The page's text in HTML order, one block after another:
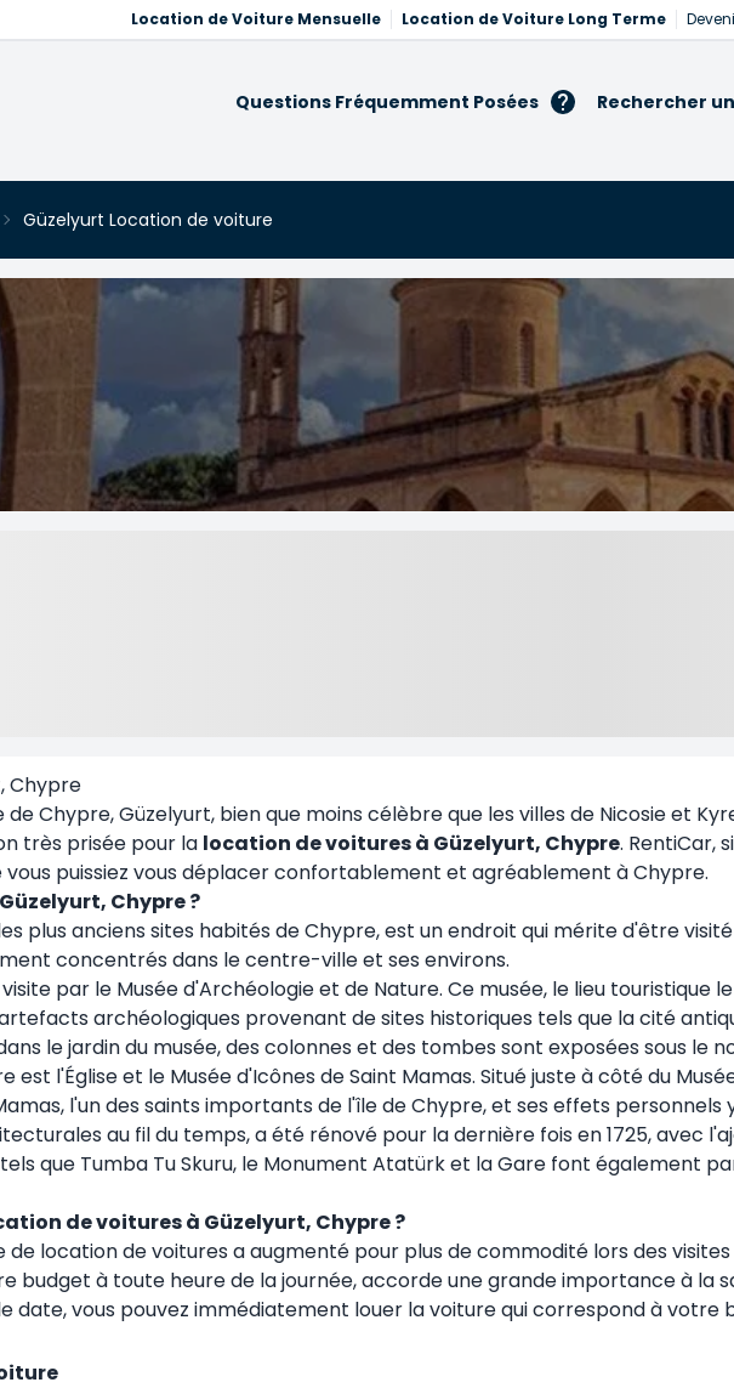
Location de Voiture Mensuelle Location de Voiture Long Terme
Questions Fréquemment Posées Rechercher
Güzelyurt Location de voiture
Chypre
Chypre, Güzelyurt, bien que moins célèbre que les villes de Nicosie et
très prisée pour la location de voitures à Güzelyurt, Chypre. RentiCar,
puissiez vous déplacer confortablement et agréablement à Chypre.
Chypre ?
plus anciens sites habités de Chypre, est un endroit qui mérite d'être
concentrés dans le centre-ville et ses environs.
par le Musée d'Archéologie et de Nature. Ce musée, le lieu touristique
archéologiques provenant de sites historiques tels que la cité
le jardin du musée, des colonnes et des tombes sont exposées sous le
est l'Église et le Musée d'Icônes de Saint Mamas. Situé juste à côté du
l'un des saints importants de l'île de Chypre, et ses effets personnels
au fil du temps, a été rénové pour la dernière fois en 1725, avec
tels que Tumba Tu Skuru, le Monument Atatürk et la Gare font également
de voitures à Güzelyurt, Chypre ?
location de voitures a augmenté pour plus de commodité lors des
budget à toute heure de la journée, accorde une grande importance à la
date, vous pouvez immédiatement louer la voiture qui correspond à votre